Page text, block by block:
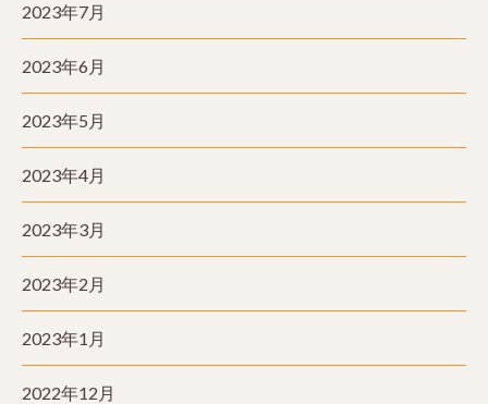
2023年7月
2023年6月
2023年5月
2023年4月
2023年3月
2023年2月
2023年1月
2022年12月